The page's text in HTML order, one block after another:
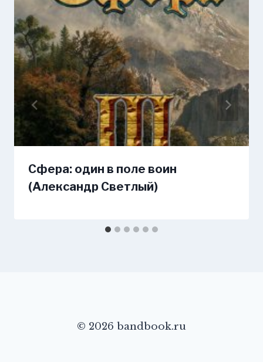
Сфера: один в поле воин
(Александр Светлый)
© 2026 bandbook.ru